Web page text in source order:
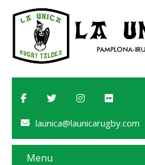
launica@launicarugby.com
Menu